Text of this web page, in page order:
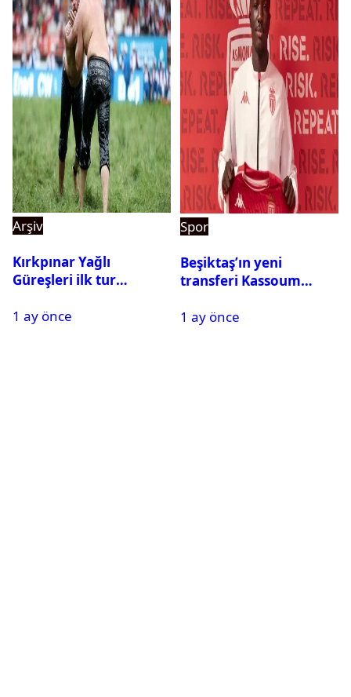
Arşiv
Kırkpınar Yağlı
Güreşleri ilk tur
2. tura geçen
1 ay önce
Spor
Beşiktaş’ın yeni
transferi Kassoum
gelecek? Resmi
1 ay önce